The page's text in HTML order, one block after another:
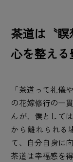
茶道は〝瞑
心を整え
「茶道って礼儀
の花嫁修行の一
んが、僕として
から離れられる
て、自分自身に
茶道は幸福感を